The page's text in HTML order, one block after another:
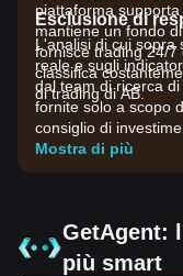
piattaforma
mantiene un fondo
fornisce trading 24/7
classifica
di trading di AB.
Esclusione di
L'analisi di cui sopra
reale e sugli
dal team di ricerca
fornite solo a scopo
consiglio di
estremamente
base alla tua
Mostra di più
GetAgent:
più smart